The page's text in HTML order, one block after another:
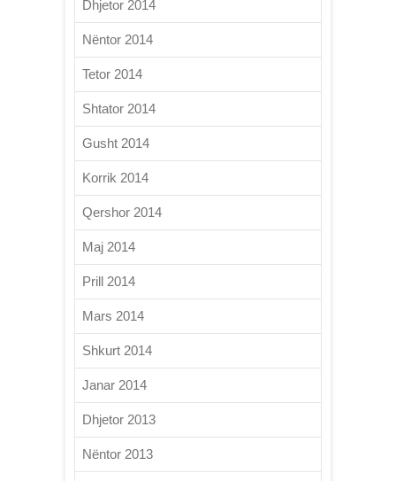
Dhjetor 2014
Nëntor 2014
Tetor 2014
Shtator 2014
Gusht 2014
Korrik 2014
Qershor 2014
Maj 2014
Prill 2014
Mars 2014
Shkurt 2014
Janar 2014
Dhjetor 2013
Nëntor 2013